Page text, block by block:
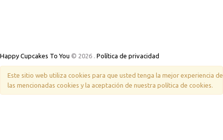
Happy Cupcakes To You © 2026 . Política de privacidad
Este sitio web utiliza cookies para que usted tenga la mejor experiencia
las mencionadas cookies y la aceptación de nuestra política de cookies.